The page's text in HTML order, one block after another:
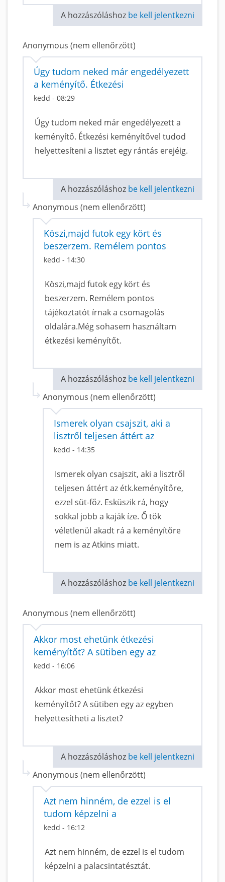
A hozzászóláshoz be kell jelentkezni
Anonymous (nem ellenőrzött)
Úgy tudom neked már engedélyezett
a keményítő. Étkezési
kedd - 08:29
Úgy tudom neked már engedélyezett a
keményítő. Étkezési keményítővel tudod
helyettesíteni a lisztet egy rántás erejéig.
A hozzászóláshoz be kell jelentkezni
Anonymous (nem ellenőrzött)
Köszi,majd futok egy kört és
beszerzem. Remélem pontos
kedd - 14:30
Köszi,majd futok egy kört és
beszerzem. Remélem pontos
tájékoztatót írnak a csomagolás
oldalára.Még sohasem használtam
étkezési keményítőt.
A hozzászóláshoz be kell jelentkezni
Anonymous (nem ellenőrzött)
Ismerek olyan csajszit, aki a
lisztről teljesen áttért az
kedd - 14:35
Ismerek olyan csajszit, aki a lisztről
teljesen áttért az étk.keményítőre,
ezzel süt-főz. Esküszik rá, hogy
sokkal jobb a kaják íze. Ő tök
véletlenül akadt rá a keményítőre
nem is az Atkins miatt.
A hozzászóláshoz be kell jelentkezni
Anonymous (nem ellenőrzött)
Akkor most ehetünk étkezési
keményítőt? A sütiben egy az
kedd - 16:06
Akkor most ehetünk étkezési
keményítőt? A sütiben egy az egyben
helyettesítheti a lisztet?
A hozzászóláshoz be kell jelentkezni
Anonymous (nem ellenőrzött)
Azt nem hinném, de ezzel is el
tudom képzelni a
kedd - 16:12
Azt nem hinném, de ezzel is el tudom
képzelni a palacsintatésztát.